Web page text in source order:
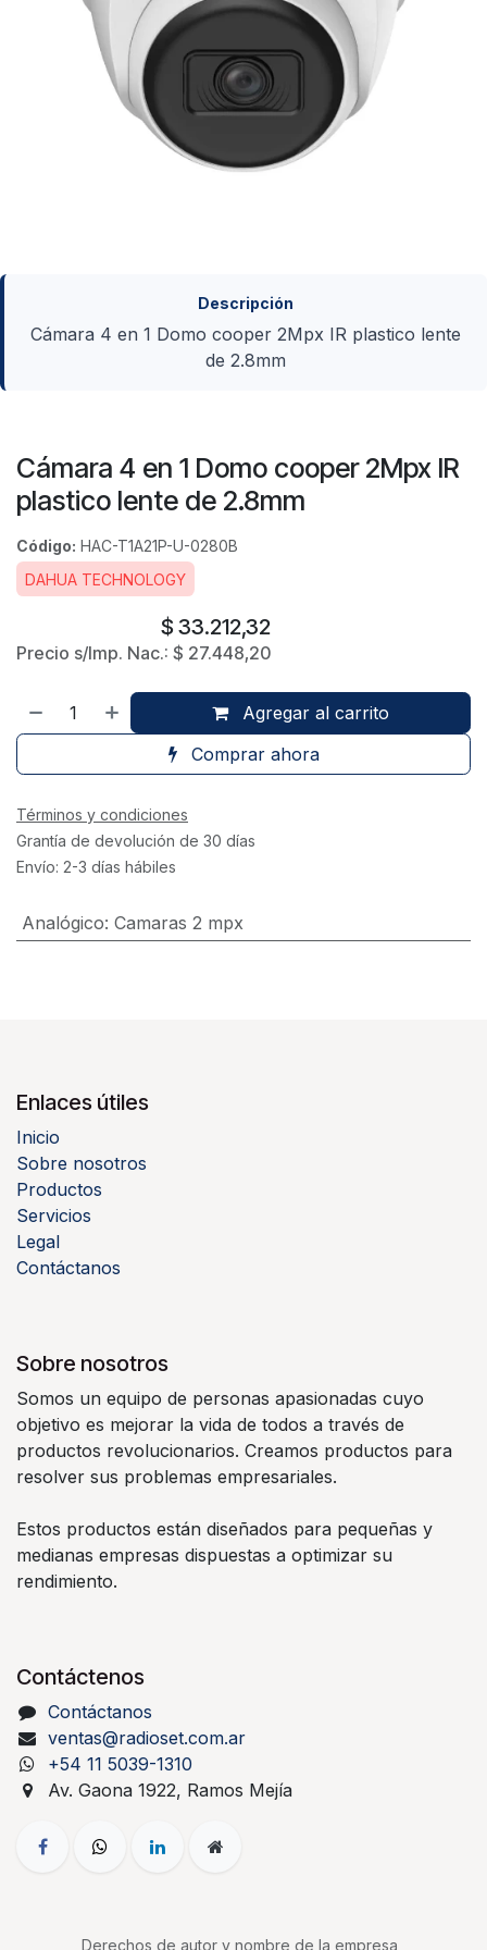
Descripción
Cámara 4 en 1 Domo cooper 2Mpx IR plastico lente
de 2.8mm
Cámara 4 en 1 Domo cooper 2Mpx IR
plastico lente de 2.8mm
Código: HAC-T1A21P-U-0280B
DAHUA TECHNOLOGY
$ 33.212,32
Precio s/Imp. Nac.: $ 27.448,20
Agregar al carrito
Comprar ahora
Términos y condiciones
Grantía de devolución de 30 días
Envío: 2-3 días hábiles
Analógico: Camaras 2 mpx
Enlaces útiles
Inicio
Sobre nosotros
Productos
Servicios
Legal
Contáctanos
Sobre nosotros
Somos un equipo de personas apasionadas cuyo
objetivo es mejorar la vida de todos a través de
productos revolucionarios. Creamos productos para
resolver sus problemas empresariales.
Estos productos están diseñados para pequeñas y
medianas empresas dispuestas a optimizar su
rendimiento.
Contáctenos
Contáctanos
ventas@radioset.com.ar
+54 11 5039-1310
Av. Gaona 1922, Ramos Mejía
Derechos de autor y nombre de la empresa